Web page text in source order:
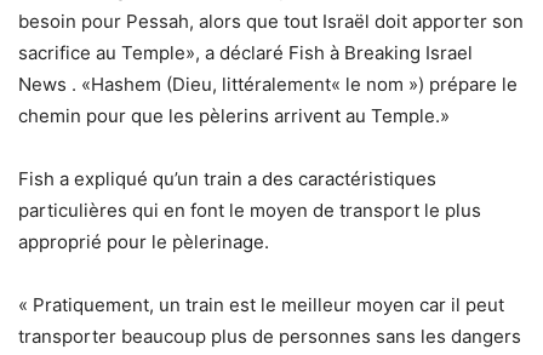
besoin pour Pessah, alors que tout Israël doit apporter son
sacrifice au Temple», a déclaré Fish à Breaking Israel
News . «Hashem (Dieu, littéralement« le nom ») prépare le
chemin pour que les pèlerins arrivent au Temple.»
Fish a expliqué qu’un train a des caractéristiques
particulières qui en font le moyen de transport le plus
approprié pour le pèlerinage.
« Pratiquement, un train est le meilleur moyen car il peut
transporter beaucoup plus de personnes sans les dangers